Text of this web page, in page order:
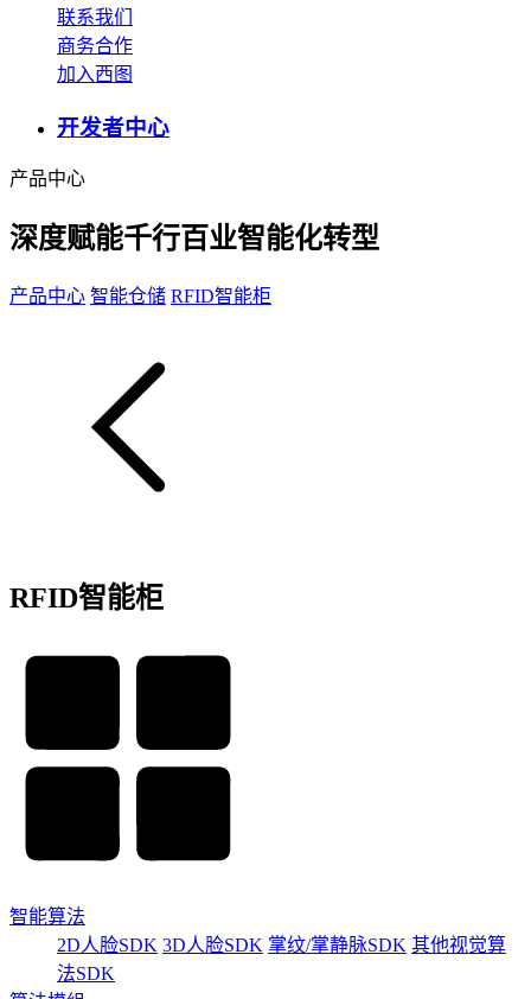
联系我们
商务合作
加入西图
开发者中心
产品中心
深度赋能千行百业智能化转型
产品中心 智能仓储 RFID智能柜
RFID智能柜
智能算法
2D人脸SDK 3D人脸SDK 掌纹/掌静脉SDK 其他视觉算
法SDK